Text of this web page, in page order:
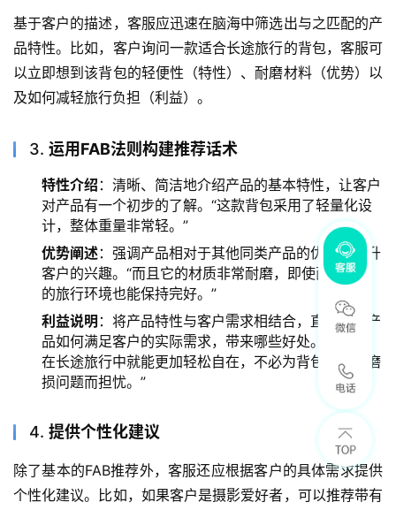
基于客户的描述，客服应迅速在脑海中筛选出与之匹配的产
品特性。比如，客户询问一款适合长途旅行的背包，客服可
以立即想到该背包的轻便性（特性）、耐磨材料（优势）以
及如何减轻旅行负担（利益）。
3. 运用FAB法则构建推荐话术
特性介绍 ：清晰、简洁地介绍产品的基本特性，让客户
对产品有一个初步的了解。“这款背包采用了轻量化设
计，整体重量非常轻。”
优势阐述：强调产品相对于其他同类产品的优势，提升
客户的兴趣。“而且它的材质非常耐磨，即使面对恶劣
的旅行环境也能保持完好。”
利益说明 ：将产品特性与客户需求相结合，直接说明产
品如何满足客户的实际需求，带来哪些好处。“这样您
在长途旅行中就能更加轻松自在，不必为背包重量和磨
损问题而担忧。”
4. 提供个性化建议
除了基本的FAB推荐外，客服还应根据客户的具体需求提供
个性化建议。比如，如果客户是摄影爱好者，可以推荐带有